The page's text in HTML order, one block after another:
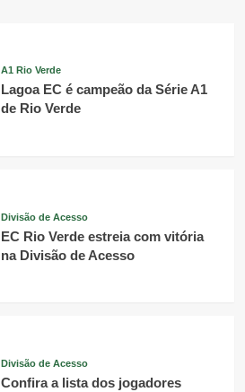
A1 Rio Verde
Lagoa EC é campeão da Série A1
de Rio Verde
Divisão de Acesso
EC Rio Verde estreia com vitória
na Divisão de Acesso
Divisão de Acesso
Confira a lista dos jogadores